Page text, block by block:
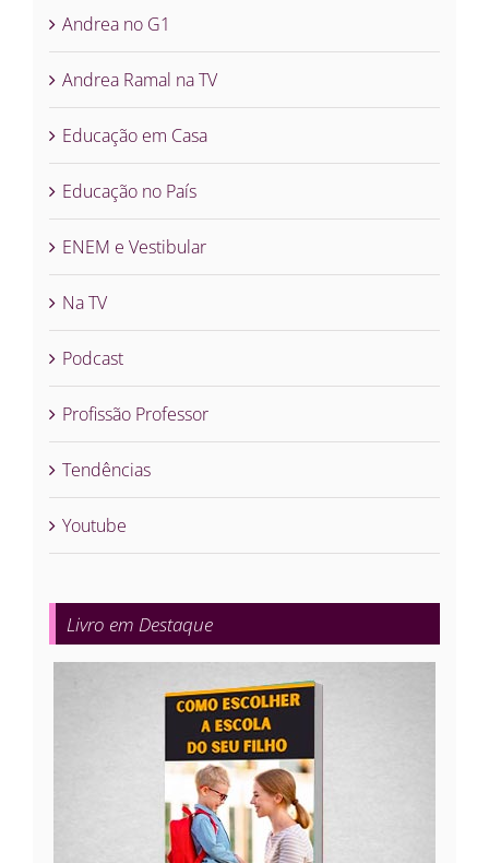
Andrea no G1
Andrea Ramal na TV
Educação em Casa
Educação no País
ENEM e Vestibular
Na TV
Podcast
Profissão Professor
Tendências
Youtube
Livro em Destaque